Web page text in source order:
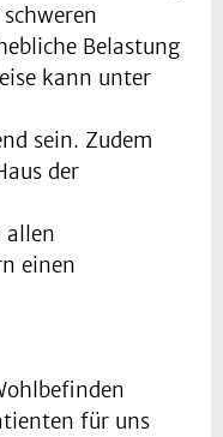
Belastung
kann unter
sein. Zudem
der
allen
einen
für uns